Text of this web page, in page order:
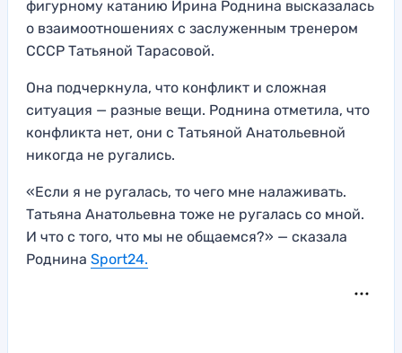
фигурному катанию Ирина Роднина высказалась
о взаимоотношениях с заслуженным тренером
СССР Татьяной Тарасовой.
Она подчеркнула, что конфликт и сложная
ситуация — разные вещи. Роднина отметила, что
конфликта нет, они с Татьяной Анатольевной
никогда не ругались.
«Если я не ругалась, то чего мне налаживать.
Татьяна Анатольевна тоже не ругалась со мной.
И что с того, что мы не общаемся?» — сказала
Роднина Sport24.